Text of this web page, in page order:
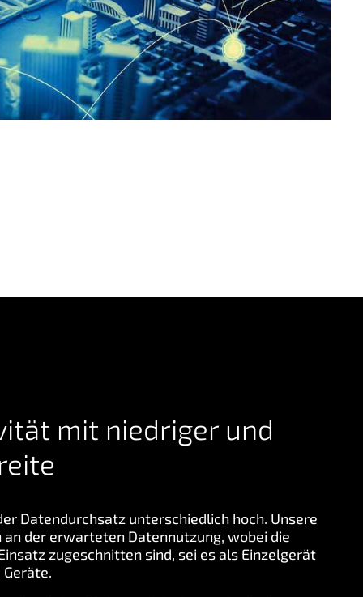
mit niedriger und
Datendurchsatz unterschiedlich hoch. Unsere
an der erwarteten Datennutzung, wobei die
zugeschnitten sind, sei es als Einzelgerät